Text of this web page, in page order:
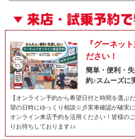
『グーネッ
ださい！
簡単・便利・
約♪スムーズに
【オンライン予約から希望日付と時間を選
望の日時にゆっくり相談☆彡実車確認が確実
オンライン来店予約を活用ください！皆様の
りお待ちしております♪♪